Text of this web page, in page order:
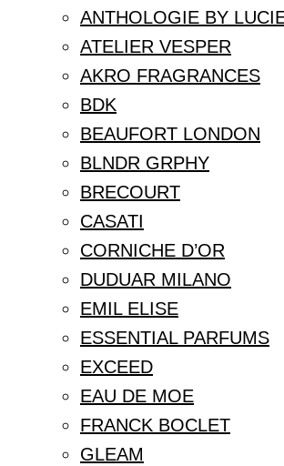
ANTHOLOGIE BY
ATELIER VESPER
AKRO FRAGRANCES
BDK
BEAUFORT LONDON
BLNDR GRPHY
BRECOURT
CASATI
CORNICHE D’OR
DUDUAR MILANO
EMIL ELISE
ESSENTIAL PARFUMS
EXCEED
EAU DE MOE
FRANCK BOCLET
GLEAM